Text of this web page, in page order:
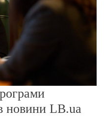
м
новини LB.ua